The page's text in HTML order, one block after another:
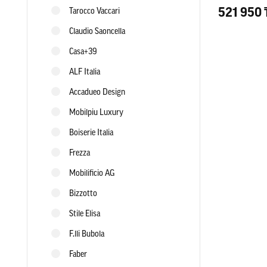
Tarocco Vaccari
Claudio Saoncella
Casa+39
ALF Italia
Accadueo Design
Mobilpiu Luxury
Boiserie Italia
Frezza
Mobilificio AG
Bizzotto
Stile Elisa
F.lli Bubola
Faber
521 950